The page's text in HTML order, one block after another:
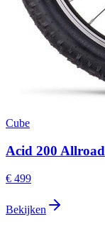
Cube
Acid 200 Allroad
€ 499
Bekijken